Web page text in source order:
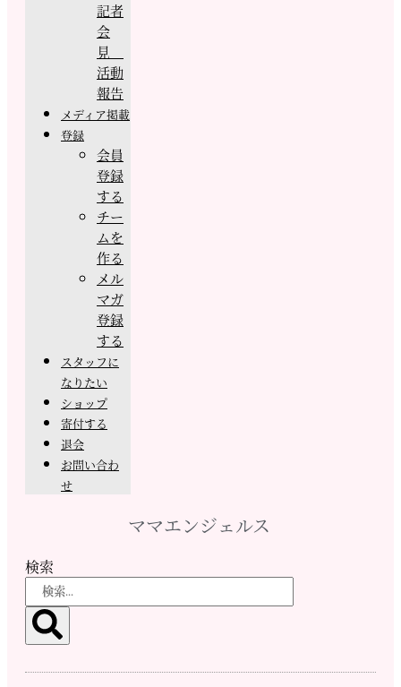
記者
会
見
活動
報告
メディア掲載
登録
会員
登録
する
チー
ムを
作る
メル
マガ
登録
する
スタッフに
なりたい
ショップ
寄付する
退会
お問い合わ
せ
ママエンジェルス
検索